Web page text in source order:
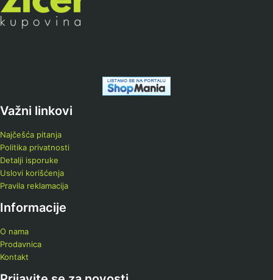
Važni linkovi
Najčešća pitanja
Politika privatnosti
Detalji isporuke
Uslovi korišćenja
Pravila reklamacija
Informacije
O nama
Prodavnica
Kontakt